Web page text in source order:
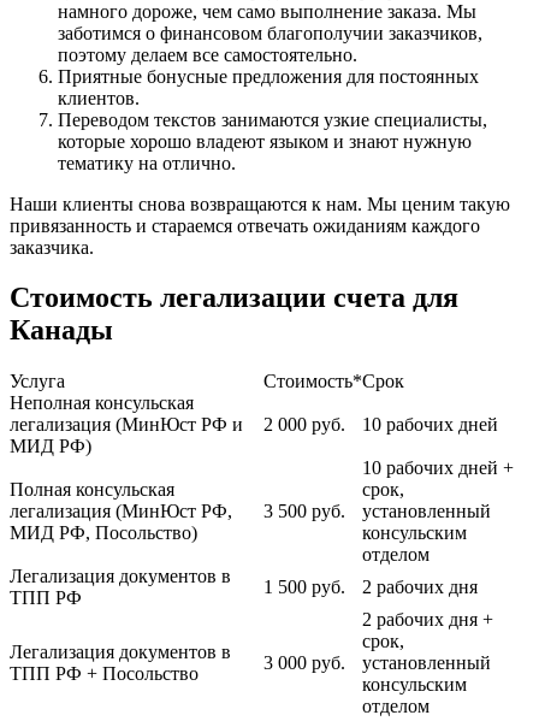
намного дороже, чем само выполнение заказа. Мы
заботимся о финансовом благополучии заказчиков,
поэтому делаем все самостоятельно.
Приятные бонусные предложения для постоянных
клиентов.
Переводом текстов занимаются узкие специалисты,
которые хорошо владеют языком и знают нужную
тематику на отлично.
Наши клиенты снова возвращаются к нам. Мы ценим такую
привязанность и стараемся отвечать ожиданиям каждого
заказчика.
Стоимость легализации счета для
Канады
Услуга Стоимость*Срок
Неполная консульская
легализация (МинЮст РФ и
МИД РФ)
2 000 руб. 10 рабочих дней
Полная консульская
легализация (МинЮст РФ,
МИД РФ, Посольство)
3 500 руб.
10 рабочих дней +
срок,
установленный
консульским
отделом
Легализация документов в
ТПП РФ
1 500 руб. 2 рабочих дня
Легализация документов в
ТПП РФ + Посольство
3 000 руб.
2 рабочих дня +
срок,
установленный
консульским
отделом